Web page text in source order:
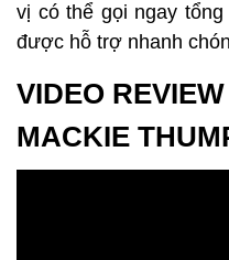
vị có thể gọi ngay
được hỗ trợ nhanh
VIDEO
MACKIE